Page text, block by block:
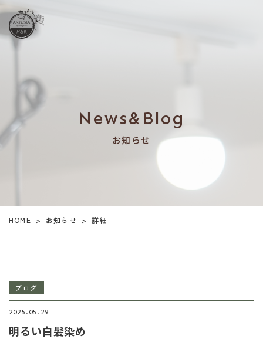
News&Blog
お知らせ
HOME > お知らせ > 詳細
ブログ
2025.05.29
明るい白髪染め